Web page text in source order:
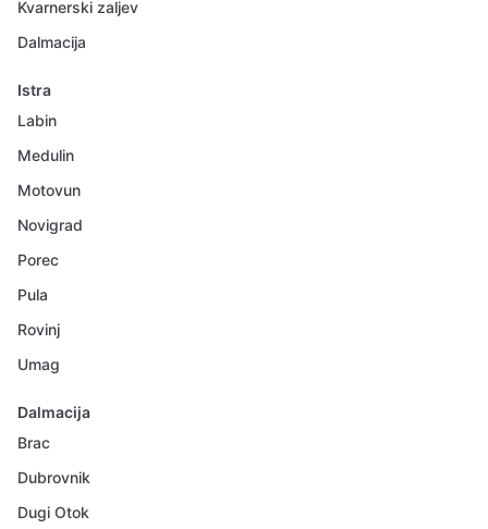
Kvarnerski zaljev
Dalmacija
Istra
Labin
Medulin
Motovun
Novigrad
Porec
Pula
Rovinj
Umag
Dalmacija
Brac
Dubrovnik
Dugi Otok